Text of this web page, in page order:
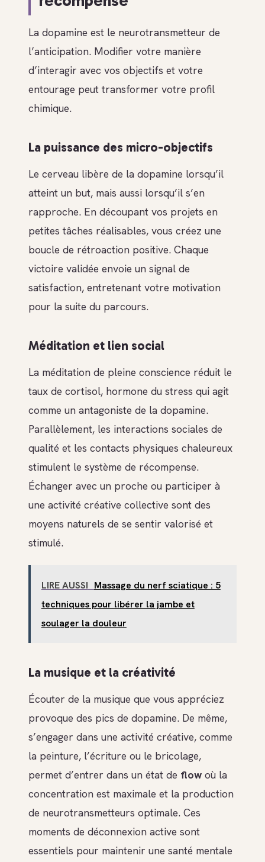
La dopamine est le neurotransmetteur de
l’anticipation. Modifier votre manière
d’interagir avec vos objectifs et votre
entourage peut transformer votre profil
chimique.
La puissance des micro-objectifs
Le cerveau libère de la dopamine lorsqu’il
atteint un but, mais aussi lorsqu’il s’en
rapproche. En découpant vos projets en
petites tâches réalisables, vous créez une
boucle de rétroaction positive. Chaque
victoire validée envoie un signal de
satisfaction, entretenant votre motivation
pour la suite du parcours.
Méditation et lien social
La méditation de pleine conscience réduit le
taux de cortisol, hormone du stress qui agit
comme un antagoniste de la dopamine.
Parallèlement, les interactions sociales de
qualité et les contacts physiques chaleureux
stimulent le système de récompense.
Échanger avec un proche ou participer à
une activité créative collective sont des
moyens naturels de se sentir valorisé et
stimulé.
LIRE AUSSI Massage du nerf sciatique : 5
techniques pour libérer la jambe et
soulager la douleur
La musique et la créativité
Écouter de la musique que vous appréciez
provoque des pics de dopamine. De même,
s’engager dans une activité créative, comme
la peinture, l’écriture ou le bricolage,
permet d’entrer dans un état de flow où la
concentration est maximale et la production
de neurotransmetteurs optimale. Ces
moments de déconnexion active sont
essentiels pour maintenir une santé mentale